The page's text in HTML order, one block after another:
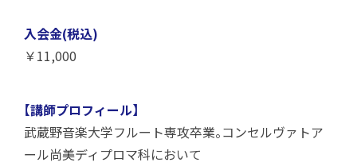
入会金(税込)
￥11,000
【講師プロフィール】
武蔵野音楽大学フルート専攻卒業。コンセルヴァトア
ール尚美ディプロマ科において